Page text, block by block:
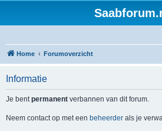
Home Forumoverzicht
Informatie
Je bentpermanent verbannen van dit forum.
Neem contact op met een beheerder als je